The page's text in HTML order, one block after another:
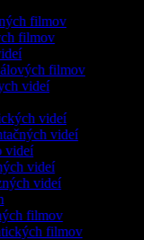
filmov
filmov
filmov
videí
videí
videí
videí
videí
videí
filmov
filmov